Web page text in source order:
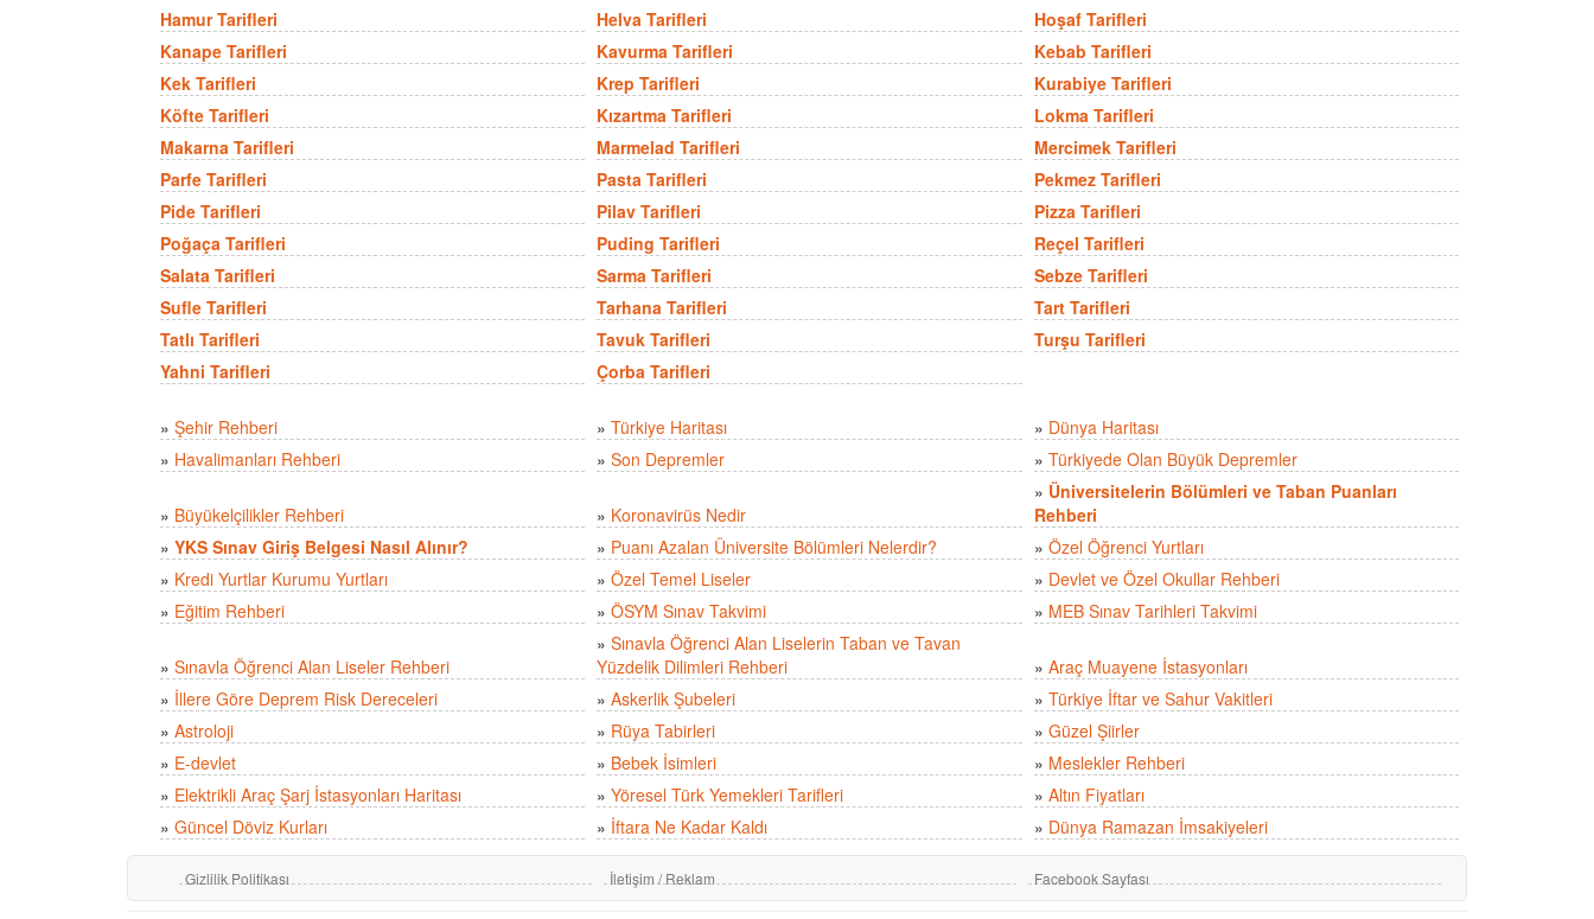
Hamur Tarifleri
Helva Tarifleri
Hoşaf Tarifleri
Kanape Tarifleri
Kavurma Tarifleri
Kebab Tarifleri
Kek Tarifleri
Krep Tarifleri
Kurabiye Tarifleri
Köfte Tarifleri
Kızartma Tarifleri
Lokma Tarifleri
Makarna Tarifleri
Marmelad Tarifleri
Mercimek Tarifleri
Parfe Tarifleri
Pasta Tarifleri
Pekmez Tarifleri
Pide Tarifleri
Pilav Tarifleri
Pizza Tarifleri
Poğaça Tarifleri
Puding Tarifleri
Reçel Tarifleri
Salata Tarifleri
Sarma Tarifleri
Sebze Tarifleri
Sufle Tarifleri
Tarhana Tarifleri
Tart Tarifleri
Tatlı Tarifleri
Tavuk Tarifleri
Turşu Tarifleri
Yahni Tarifleri
Çorba Tarifleri
» Şehir Rehberi » Türkiye Haritası » Dünya Haritası
» Havalimanları Rehberi » Son Depremler » Türkiyede Olan Büyük Depremler
» Büyükelçilikler Rehberi » Koronavirüs Nedir
» Üniversitelerin Bölümleri ve Taban Puanları
Rehberi
» YKS Sınav Giriş Belgesi Nasıl Alınır? » Puanı Azalan Üniversite Bölümleri Nelerdir? » Özel Öğrenci Yurtları
» Kredi Yurtlar Kurumu Yurtları » Özel Temel Liseler » Devlet ve Özel Okullar Rehberi
» Eğitim Rehberi » ÖSYM Sınav Takvimi » MEB Sınav Tarihleri Takvimi
» Sınavla Öğrenci Alan Liseler Rehberi
» Sınavla Öğrenci Alan Liselerin Taban ve Tavan
Yüzdelik Dilimleri Rehberi
» Araç Muayene İstasyonları
» İllere Göre Deprem Risk Dereceleri » Askerlik Şubeleri » Türkiye İftar ve Sahur Vakitleri
» Astroloji » Rüya Tabirleri » Güzel Şiirler
» E-devlet » Bebek İsimleri » Meslekler Rehberi
» Elektrikli Araç Şarj İstasyonları Haritası » Yöresel Türk Yemekleri Tarifleri » Altın Fiyatları
» Güncel Döviz Kurları » İftara Ne Kadar Kaldı » Dünya Ramazan İmsakiyeleri
Gizlilik Politikası İletişim / Reklam Facebook Sayfası